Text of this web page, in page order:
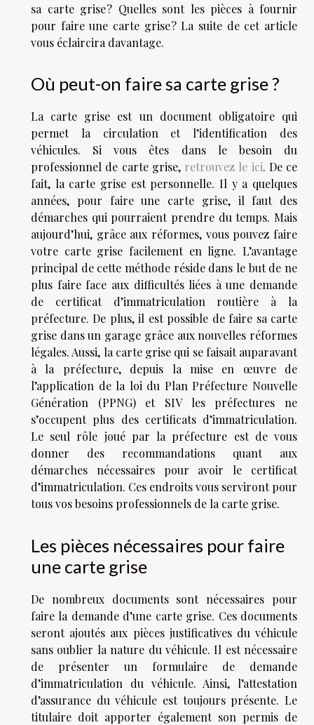
sa carte grise ? Quelles sont les pièces à fournir
pour faire une carte grise ? La suite de cet article
vous éclaircira davantage.
Où peut-on faire sa carte grise ?
La carte grise est un document obligatoire qui
permet la circulation et l’identification des
véhicules. Si vous êtes dans le besoin du
professionnel de carte grise, retrouvez le ici. De ce
fait, la carte grise est personnelle. Il y a quelques
années, pour faire une carte grise, il faut des
démarches qui pourraient prendre du temps. Mais
aujourd’hui, grâce aux réformes, vous pouvez faire
votre carte grise facilement en ligne. L’avantage
principal de cette méthode réside dans le but de ne
plus faire face aux difficultés liées à une demande
de certificat d’immatriculation routière à la
préfecture. De plus, il est possible de faire sa carte
grise dans un garage grâce aux nouvelles réformes
légales. Aussi, la carte grise qui se faisait auparavant
à la préfecture, depuis la mise en œuvre de
l’application de la loi du Plan Préfecture Nouvelle
Génération (PPNG) et SIV les préfectures ne
s’occupent plus des certificats d’immatriculation.
Le seul rôle joué par la préfecture est de vous
donner des recommandations quant aux
démarches nécessaires pour avoir le certificat
d’immatriculation. Ces endroits vous serviront pour
tous vos besoins professionnels de la carte grise.
Les pièces nécessaires pour faire
une carte grise
De nombreux documents sont nécessaires pour
faire la demande d’une carte grise. Ces documents
seront ajoutés aux pièces justificatives du véhicule
sans oublier la nature du véhicule. Il est nécessaire
de présenter un formulaire de demande
d’immatriculation du véhicule. Ainsi, l’attestation
d’assurance du véhicule est toujours présente. Le
titulaire doit apporter également son permis de